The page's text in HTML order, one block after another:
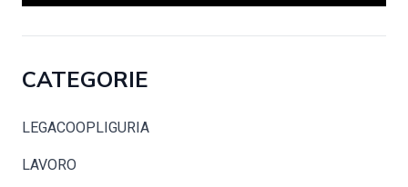
CATEGORIE
LEGACOOPLIGURIA
LAVORO